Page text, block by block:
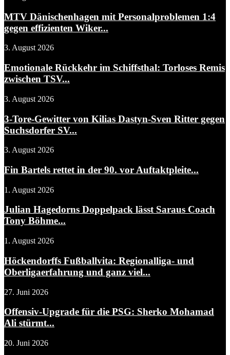
MTV Dänischenhagen mit Personalproblemen 1:4
gegen effizienten Wiker...
3. August 2026
Emotionale Rückkehr im Schiffsthal: Torloses Remis
zwischen TSV...
3. August 2026
3-Tore-Gewitter von Kilias Dastyn-Sven Ritter gegen
Suchsdorfer SV...
3. August 2026
Fin Bartels rettet in der 90. vor Auftaktpleite...
1. August 2026
Julian Hagedorns Doppelpack lässt Saraus Coach
Tony Böhme...
1. August 2026
Höckendorffs Fußballvita: Regionalliga- und
Oberligaerfahrung und ganz viel...
27. Juni 2026
Offensiv-Upgrade für die PSG: Sherko Mohamad
Ali stürmt...
20. Juni 2026